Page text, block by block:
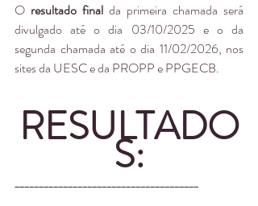
O resultado final da primeira chamada será
divulgado até o dia 03/10/2025 e o da
segunda chamada até o dia 11/02/2026, nos
sites da UESC e da PROPP e PPGECB.
RESULTADO
S:
______________________________________